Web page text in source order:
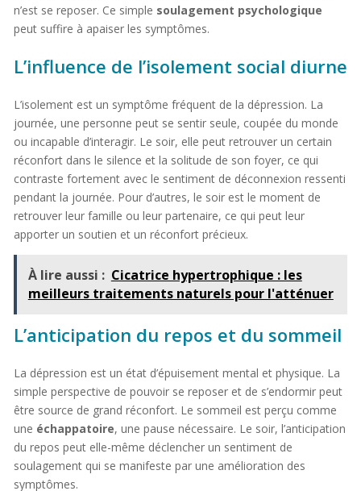
n’est se reposer. Ce simple soulagement psychologique
peut suffire à apaiser les symptômes.
L’influence de l’isolement social diurne
L’isolement est un symptôme fréquent de la dépression. La
journée, une personne peut se sentir seule, coupée du monde
ou incapable d’interagir. Le soir, elle peut retrouver un certain
réconfort dans le silence et la solitude de son foyer, ce qui
contraste fortement avec le sentiment de déconnexion ressenti
pendant la journée. Pour d’autres, le soir est le moment de
retrouver leur famille ou leur partenaire, ce qui peut leur
apporter un soutien et un réconfort précieux.
À lire aussi : Cicatrice hypertrophique : les
meilleurs traitements naturels pour l'atténuer
L’anticipation du repos et du sommeil
La dépression est un état d’épuisement mental et physique. La
simple perspective de pouvoir se reposer et de s’endormir peut
être source de grand réconfort. Le sommeil est perçu comme
une échappatoire, une pause nécessaire. Le soir, l’anticipation
du repos peut elle-même déclencher un sentiment de
soulagement qui se manifeste par une amélioration des
symptômes.